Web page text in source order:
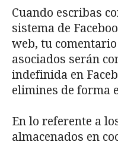
Cuando escribas
sistema de
web, tu
asociados serán
indefinida en
elimines de forma
En lo referente a
almacenados en